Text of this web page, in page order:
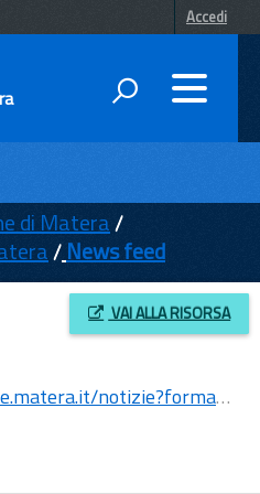
Accedi
di Matera
News feed
VAI ALLA RISORSA
notizie?format=feed&type=rss